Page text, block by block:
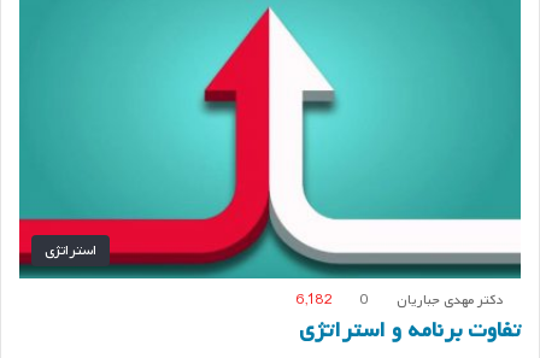
استراتژی
دکتر مهدی جباریان 0
6,182
تفاوت برنامه و استراتژی